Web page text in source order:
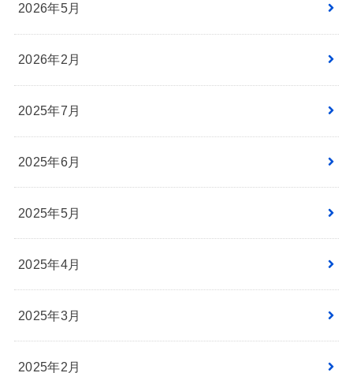
2026年5月
2026年2月
2025年7月
2025年6月
2025年5月
2025年4月
2025年3月
2025年2月